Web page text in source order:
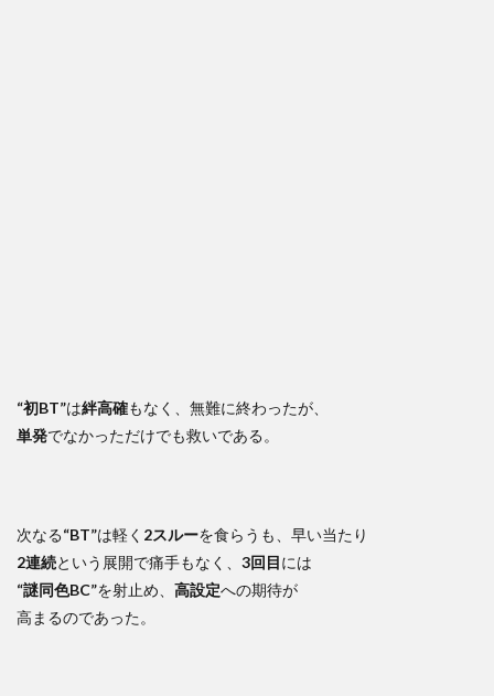
“初BT”は絆高確もなく、無難に終わったが、
単発でなかっただけでも救いである。
次なる“BT”は軽く 2スルーを食らうも、早い当たり
2連続という展開で痛手もなく、 3回目には
“謎同色BC”を射止め、 高設定への期待が
高まるのであった。